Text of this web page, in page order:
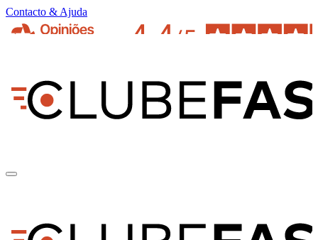
Contacto & Ajuda